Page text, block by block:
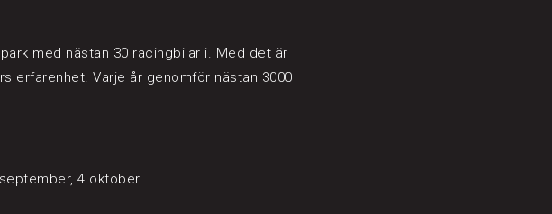
med nästan 30 racingbilar i. Med det är
erfarenhet. Varje år genomför nästan 3000
4 oktober